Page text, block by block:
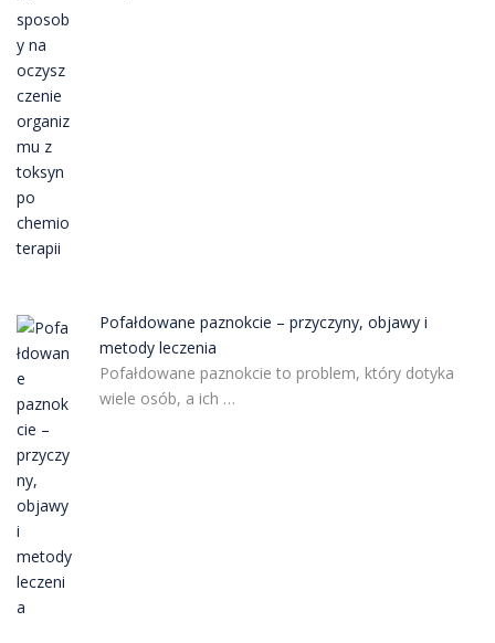
Pofałdowane paznokcie – przyczyny, objawy i
metody leczenia
Pofałdowane paznokcie to problem, który dotyka
wiele osób, a ich …